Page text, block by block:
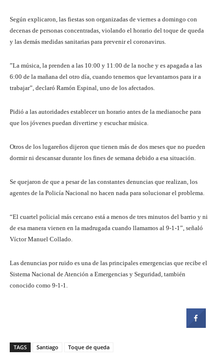
Según explicaron, las fiestas son organizadas de viernes a domingo con
decenas de personas concentradas, violando el horario del toque de queda
y las demás medidas sanitarias para prevenir el coronavirus.
”La música, la prenden a las 10:00 y 11:00 de la noche y es apagada a las
6:00 de la mañana del otro día, cuando tenemos que levantarnos para ir a
trabajar”, declaró Ramón Espinal, uno de los afectados.
Pidió a las autoridades establecer un horario antes de la medianoche para
que los jóvenes puedan divertirse y escuchar música.
Otros de los lugareños dijeron que tienen más de dos meses que no pueden
dormir ni descansar durante los fines de semana debido a esa situación.
Se quejaron de que a pesar de las constantes denuncias que realizan, los
agentes de la Policía Nacional no hacen nada para solucionar el problema.
“El cuartel policial más cercano está a menos de tres minutos del barrio y ni
de esa manera vienen en la madrugada cuando llamamos al 9-1-1”, señaló
Víctor Manuel Collado.
Las denuncias por ruido es una de las principales emergencias que recibe el
Sistema Nacional de Atención a Emergencias y Seguridad, también
conocido como 9-1-1.
TAGS Santiago Toque de queda